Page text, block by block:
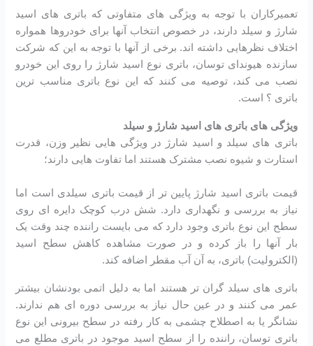
تعمیرکاران با توجه به ویژگی های متفاوتی که باتری های اسید
شارژ و سیلد دارند، در خصوص انتخاب آنها برای خودروها همواره
اختلاف نظرهایی داشته اند. برخی از آنها با توجه به این که شرکت
سازنده هیوندای توسان، باتری نوع اسید شارژ را روی این خودرو
نصب می کند، توصیه می کنند که این نوع باتری مناسب ترین
باتری ؟ است.
ویژگی های باتری های اسید شارژ و سیلد
باتری های سیلد و اسید شارژ در ویژگی هایی نظیر وزن، قدرت
استارت و شیوه نصب مشترک هستند اما تفاوت هایی دارند؛
قیمت باتری اسید شارژ پایین تر از قیمت باتری سیلدی است اما
نیاز به بررسی و نگهداری دارد. شش درب کوچک دایره ای روی
سطح این نوع باتری وجود دارد که می بایست راننده چند وقت یک
بار آنها را باز کرده و در صورت مشاهده کاهش سطح اسید
(الکترولیت) باتری، به آن آب مقطر اضافه کند.
باتری های سیلد گران تر هستند اما به دلیل اتمی بودنشان بیشتر
عمر می کنند و در عین حال نیاز به بررسی دوره ای هم ندارند.
نشانگر یا به اصطلاح چشمی به کار رفته در سطح بیرونی این نوع
باتری توسان، راننده را از سطح اسید موجود در باتری مطلع می